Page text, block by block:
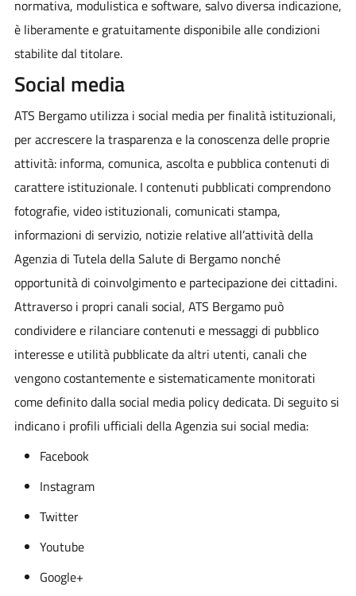
normativa, modulistica e software, salvo diversa indicazione,
è liberamente e gratuitamente disponibile alle condizioni
stabilite dal titolare.
Social media
ATS Bergamo utilizza i social media per finalità istituzionali,
per accrescere la trasparenza e la conoscenza delle proprie
attività: informa, comunica, ascolta e pubblica contenuti di
carattere istituzionale. I contenuti pubblicati comprendono
fotografie, video istituzionali, comunicati stampa,
informazioni di servizio, notizie relative all’attività della
Agenzia di Tutela della Salute di Bergamo nonché
opportunità di coinvolgimento e partecipazione dei cittadini.
Attraverso i propri canali social, ATS Bergamo può
condividere e rilanciare contenuti e messaggi di pubblico
interesse e utilità pubblicate da altri utenti, canali che
vengono costantemente e sistematicamente monitorati
come definito dalla social media policy dedicata. Di seguito si
indicano i profili ufficiali della Agenzia sui social media:
Facebook
Instagram
Twitter
Youtube
Google+